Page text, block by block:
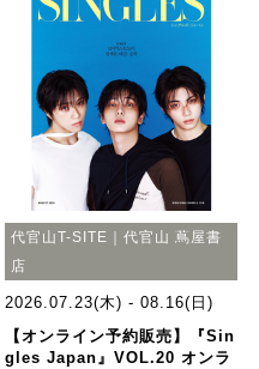
代官山T-SITE｜代官山 蔦屋書
店
2026.07.23(木) - 08.16(日)
【オンライン予約販売】『Sin
gles Japan』VOL.20 オンラ